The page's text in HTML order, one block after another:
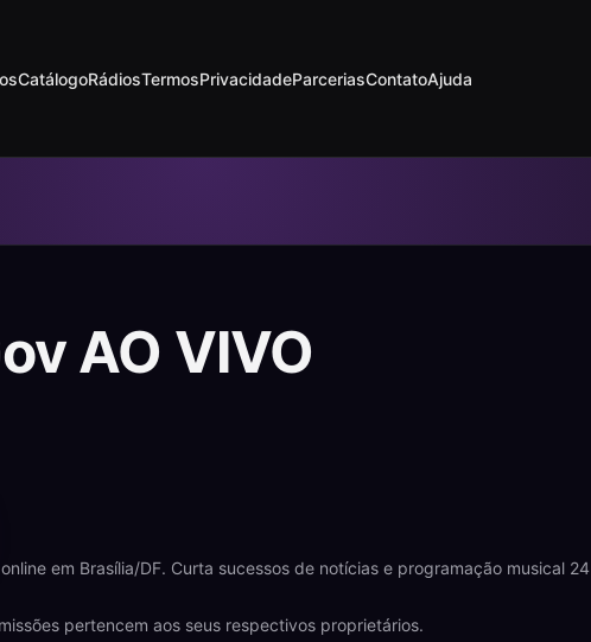
CatálogoRádiosTermosPrivacidadeParceriasContatoAjuda
AO VIVO
em Brasília/DF. Curta sucessos de notícias e programação musical 24
pertencem aos seus respectivos proprietários.